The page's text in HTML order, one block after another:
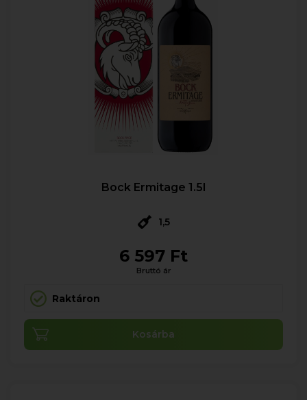
Bock Ermitage 1.5l
1,5
6 597 Ft
Bruttó ár
Raktáron
Kosárba